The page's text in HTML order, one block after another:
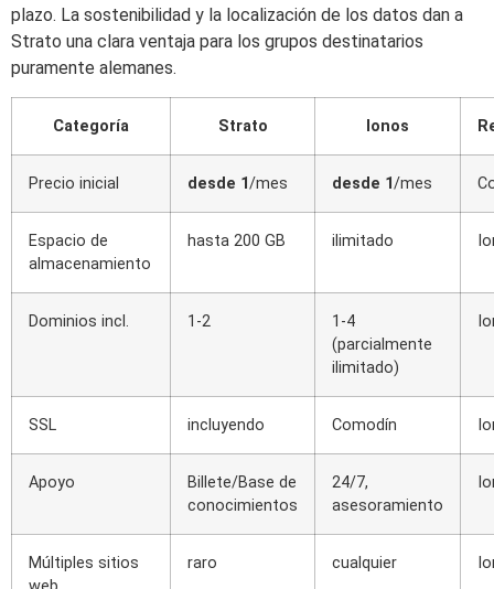
plazo. La sostenibilidad y la localización de los datos dan a
Strato una clara ventaja para los grupos destinatarios
puramente alemanes.
Categoría Strato Ionos
Precio inicial desde 1/mes desde 1/mes
Espacio de
almacenamiento
hasta 200 GB ilimitado
Dominios incl. 1-2
1-4
(parcialmente
ilimitado)
SSL incluyendo Comodín
Apoyo
Billete/Base de
conocimientos
24/7,
asesoramiento
Múltiples sitios
raro cualquier